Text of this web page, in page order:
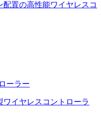
置の高性能ワイヤレスコ
ーラー
ワイヤレスコントローラ